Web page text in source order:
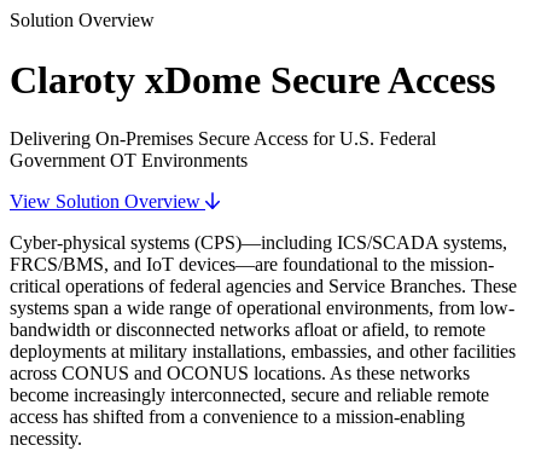
Solution Overview
Claroty xDome Secure Access
Delivering On-Premises Secure Access for U.S. Federal
Government OT Environments
View Solution Overview
Cyber-physical systems (CPS)—including ICS/SCADA systems,
FRCS/BMS, and IoT devices—are foundational to the mission-
critical operations of federal agencies and Service Branches. These
systems span a wide range of operational environments, from low-
bandwidth or disconnected networks afloat or afield, to remote
deployments at military installations, embassies, and other facilities
across CONUS and OCONUS locations. As these networks
become increasingly interconnected, secure and reliable remote
access has shifted from a convenience to a mission-enabling
necessity.